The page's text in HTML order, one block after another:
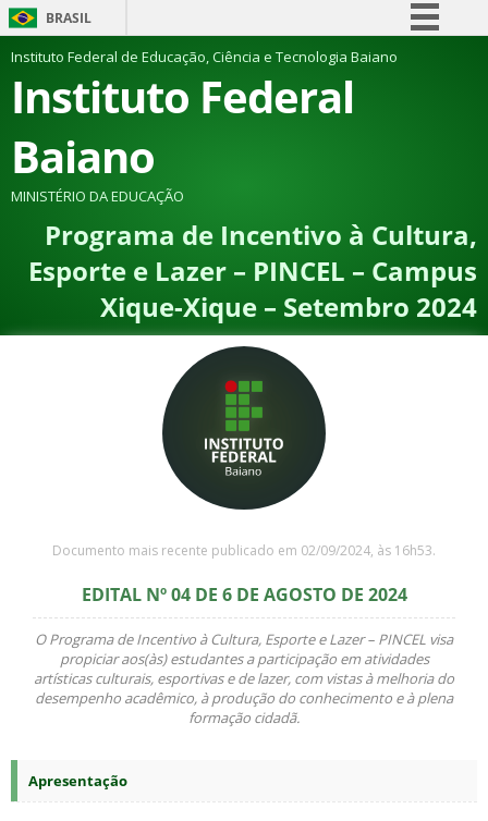
BRASIL
Simplifique!
Comunica BR
Canais
Instituto Federal de Educação, Ciência e Tecnologia Baiano
Instituto Federal
Baiano
MINISTÉRIO DA EDUCAÇÃO
Programa de Incentivo à Cultura,
Esporte e Lazer – PINCEL – Campus
Xique-Xique – Setembro 2024
Documento mais recente publicado em 02/09/2024, às 16h53.
EDITAL Nº 04 DE 6 DE AGOSTO DE 2024
O Programa de Incentivo à Cultura, Esporte e Lazer – PINCEL visa
propiciar aos(às) estudantes a participação em atividades
artísticas culturais, esportivas e de lazer, com vistas à melhoria do
desempenho acadêmico, à produção do conhecimento e à plena
formação cidadã.
Apresentação